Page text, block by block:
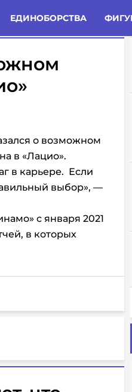
ЕДИНОБОРСТВА
о возможном
в «Лацио».
в карьере. Если
выбор», —
с января 2021
в которых